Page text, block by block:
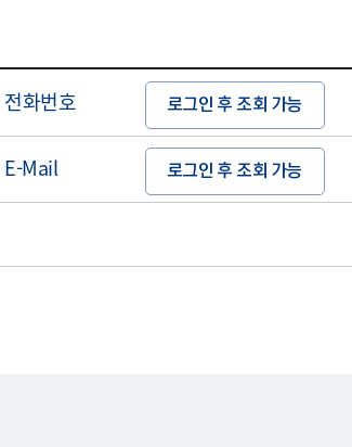
전화번호 로그인 후 조회 가능
E-Mail 로그인 후 조회 가능